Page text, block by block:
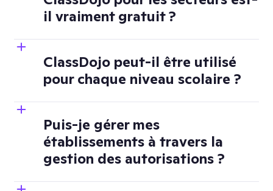
il vraiment gratuit ?
ClassDojo peut-il être utilisé
pour chaque niveau scolaire ?
Puis-je gérer mes
établissements à travers la
gestion des autorisations ?